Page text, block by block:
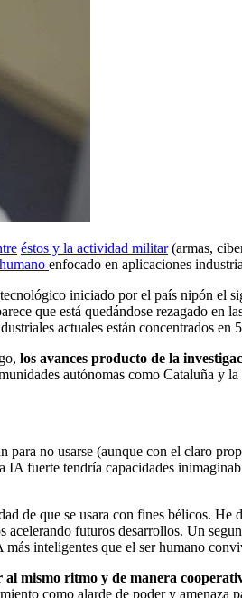
éstos y la actividad militar(armas,
enfocado en aplicaciones
iniciado por el país nipón el
que está quedándose rezagado en
actuales están concentrados
los avances producto de la
autónomas como Cataluña y
no usarse (aunque con el claro
fuerte tendría capacidades
de que se usara con fines bélicos. He
futuros desarrollos. Un
inteligentes que el ser humano
mismo ritmo y de manera
como alarde de poder y